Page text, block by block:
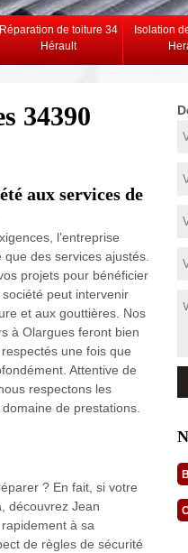
Réparation de toiture 34
Hérault
Isolation
34390
aux services de
l’entreprise
des services ajustés.
projets pour bénéficier
peut intervenir
et aux gouttières. Nos
à Olargues feront bien
une fois que
Attentive de
respectons les
de prestations.
? En fait, si votre
découvrez Jean
à sa
de règles de sécurité